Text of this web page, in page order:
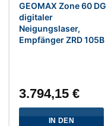
GEOMAX Zone 60 DG
digitaler
Neigungslaser,
Empfänger ZRD 105B
3.794,15€
IN DEN